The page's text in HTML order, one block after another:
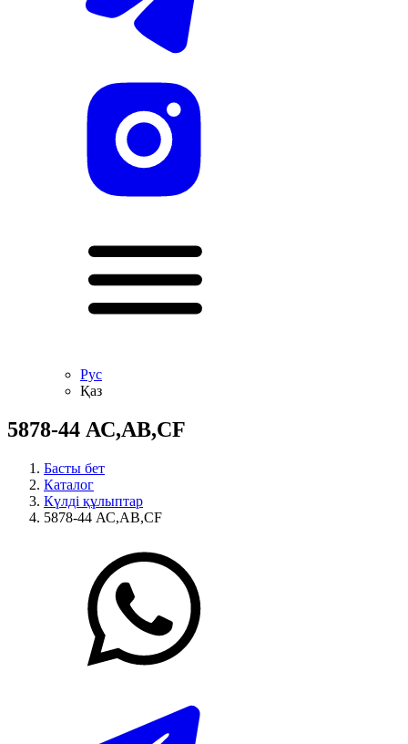
Рус
Қаз
5878-44 АС,АВ,CF
Басты бет
Каталог
Күлді құлыптар
5878-44 АС,АВ,CF